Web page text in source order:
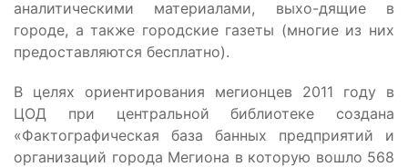
аналитическими материалами, выхо-дящие в
городе, а также городские газеты (многие из них
предоставляются бесплатно).
В целях ориентирования мегионцев 2011 году в
ЦОД при центральной библиотеке создана
«Фактографическая база банных предприятий и
организаций города Мегиона в которую вошло 568